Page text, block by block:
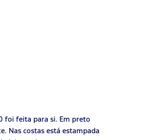
foi feita para si. Em preto
Nas costas está estampada